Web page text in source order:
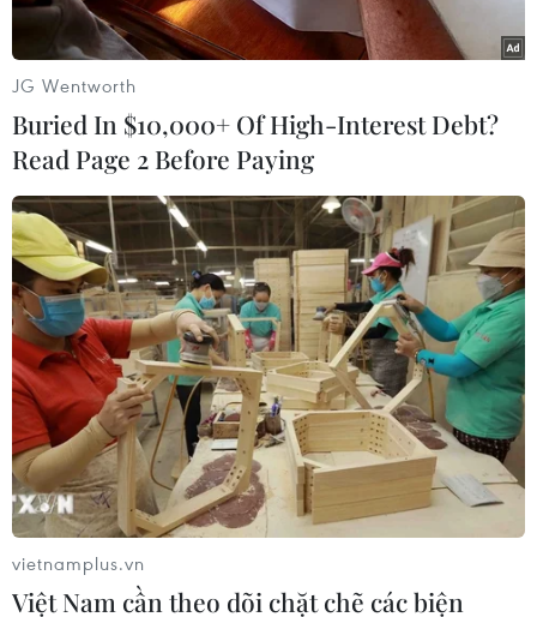
Sắc màu Tây Bắc. (Ảnh: Nhật Lam/Vietnam+)
JG Wentworth
Buried In $10,000+ Of High-Interest Debt?
Read Page 2 Before Paying
vietnamplus.vn
Việt Nam cần theo dõi chặt chẽ các biện